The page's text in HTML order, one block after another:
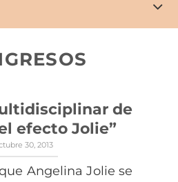
de
efecto Jolie”
30, 2013
Angelina Jolie se